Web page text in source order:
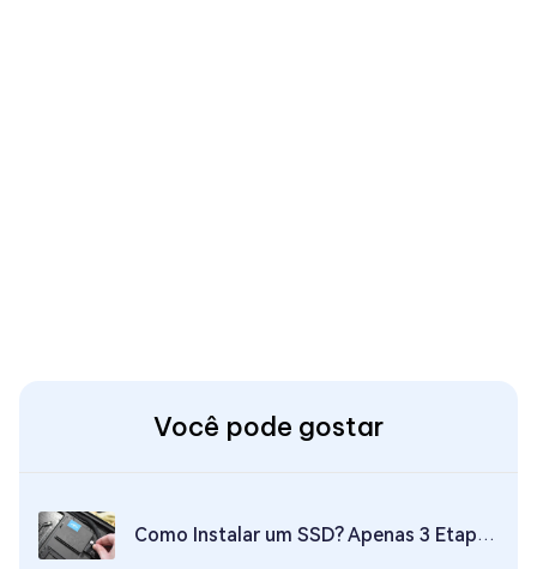
Você pode gostar
Como Instalar um SSD? Apenas 3 Etapas Necessárias!